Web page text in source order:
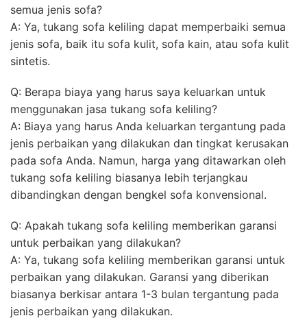
semua jenis sofa?
A: Ya, tukang sofa keliling dapat memperbaiki semua
jenis sofa, baik itu sofa kulit, sofa kain, atau sofa kulit
sintetis.
Q: Berapa biaya yang harus saya keluarkan untuk
menggunakan jasa tukang sofa keliling?
A: Biaya yang harus Anda keluarkan tergantung pada
jenis perbaikan yang dilakukan dan tingkat kerusakan
pada sofa Anda. Namun, harga yang ditawarkan oleh
tukang sofa keliling biasanya lebih terjangkau
dibandingkan dengan bengkel sofa konvensional.
Q: Apakah tukang sofa keliling memberikan garansi
untuk perbaikan yang dilakukan?
A: Ya, tukang sofa keliling memberikan garansi untuk
perbaikan yang dilakukan. Garansi yang diberikan
biasanya berkisar antara 1-3 bulan tergantung pada
jenis perbaikan yang dilakukan.